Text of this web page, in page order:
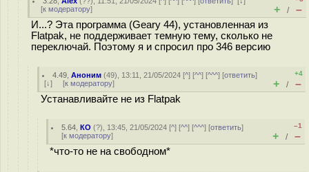
[к модератору] + / –
И...? Эта программа (Geary 44), установленная из
Flatpak, не поддерживает темную тему, сколько не
переключай. Поэтому я и спросил про 346 версию
4.49 ,Аноним (49), 13:11, 21/05/2024 [^] [^^] [^^^] [ответить]
[↓] [к модератору]
+4
+ / –
Устанавливайте не из Flatpak
5.64 ,КО (?), 13:45, 21/05/2024 [^] [^^] [^^^] [ответить]
[к модератору]
–1
+ / –
*что-то не на свободном*